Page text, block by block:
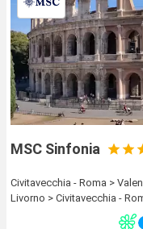
MSC Sinfonia
Civitavecchia - Roma >
Livorno > Civitavecchia -